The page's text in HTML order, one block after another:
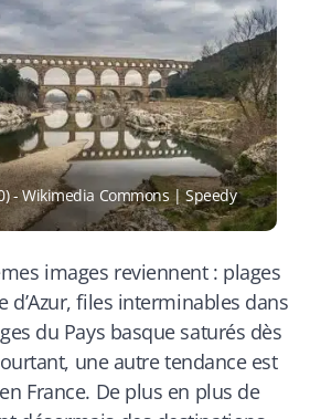
- Wikimedia Commons | Speedy
images reviennent : plages
d’Azur, files interminables dans
du Pays basque saturés dès
une autre tendance est
France. De plus en plus de